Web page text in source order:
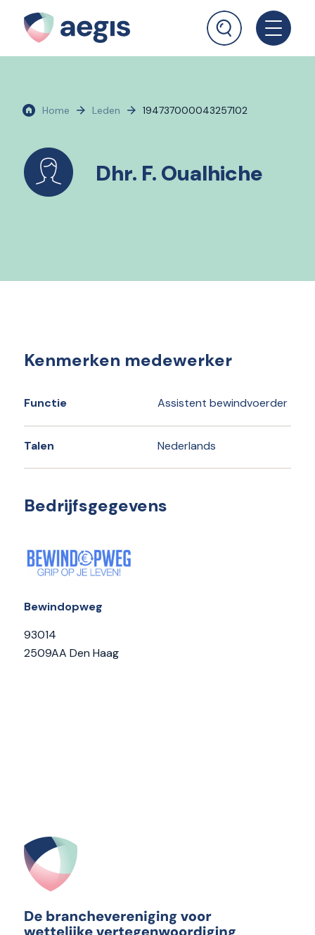
Home Leden 194737000043257102
Dhr. F. Oualhiche
Kenmerken medewerker
Functie Assistent bewindvoerder
Talen Nederlands
Bedrijfsgegevens
Bewindopweg
93014
2509AA Den Haag